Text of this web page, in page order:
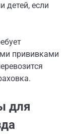
детей, если
прививками
для